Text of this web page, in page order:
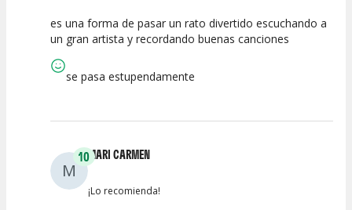
10
Espectáculo
10
Escena
10
es una forma de pasar un rato divertido escuchando a
un gran artista y recordando buenas canciones
se pasa estupendamente
M
10MARI CARMEN
¡Lo recomienda!